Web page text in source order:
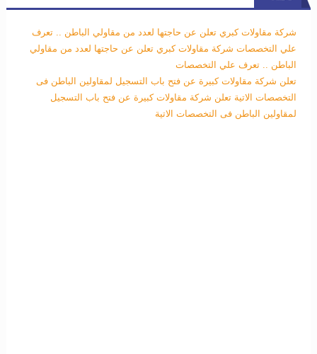
شركة مقاولات كبري تعلن عن حاجتها لعدد من مقاولي الباطن .. تعرف
علي التخصصات شركة مقاولات كبري تعلن عن حاجتها لعدد من مقاولي
الباطن .. تعرف علي التخصصات
تعلن شركة مقاولات كبيرة عن فتح باب التسجيل لمقاولين الباطن فى
التخصصات الاتية تعلن شركة مقاولات كبيرة عن فتح باب التسجيل
لمقاولين الباطن فى التخصصات الاتية